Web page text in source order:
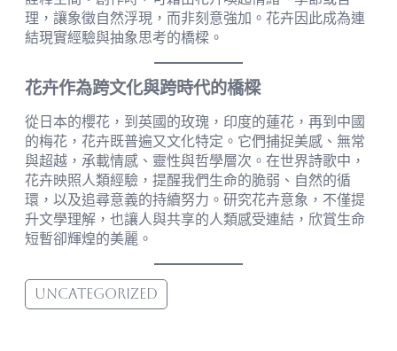
理，讓象徵自然浮現，而非刻意強加。花卉因此成為連
結現實經驗與抽象思考的橋樑。
花卉作為跨文化與跨時代的橋樑
從日本的櫻花，到英國的玫瑰，印度的蓮花，再到中國
的梅花，花卉既普遍又文化特定。它們捕捉美感、無常
與超越，承載情感、靈性與哲學層次。在世界詩歌中，
花卉映照人類經驗，提醒我們生命的脆弱、自然的循
環，以及追尋意義的持續努力。研究花卉意象，不僅提
升文學理解，也讓人與共享的人類感受連結，欣賞生命
短暫卻輝煌的美麗。
Uncategorized